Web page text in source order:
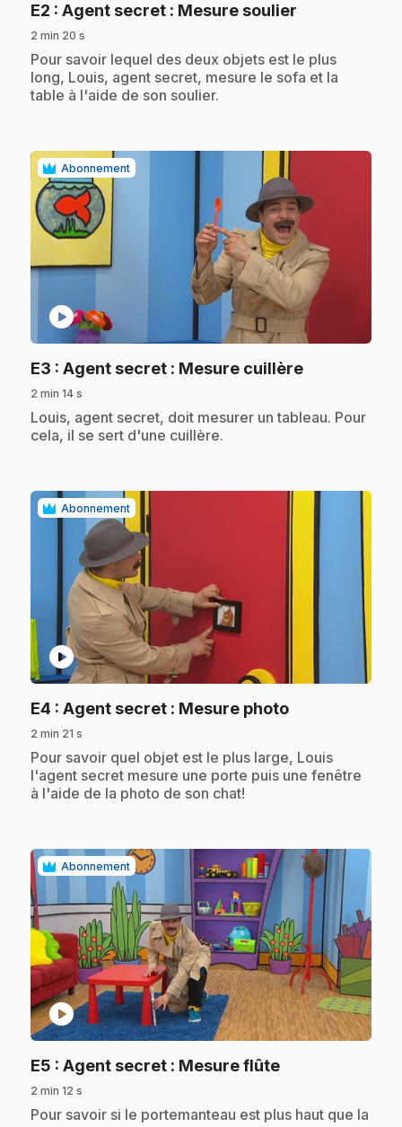
E2 : Agent secret : Mesure soulier
2 min 20 s
.Pour savoir lequel des deux objets est le plus
long, Louis, agent secret, mesure le sofa et la
table à l'aide de son soulier.
Abonnement
play_circle
E3 : Agent secret : Mesure cuillère.
2 min 14 s
.Louis, agent secret, doit mesurer un tableau. Pour
cela, il se sert d'une cuillère.
Abonnement
play_circle
E4 : Agent secret : Mesure photo.
2 min 21 s
.Pour savoir quel objet est le plus large, Louis
l'agent secret mesure une porte puis une fenêtre
à l'aide de la photo de son chat!
Abonnement
play_circle
E5 : Agent secret : Mesure flûte.
2 min 12 s
.Pour savoir si le portemanteau est plus haut que la